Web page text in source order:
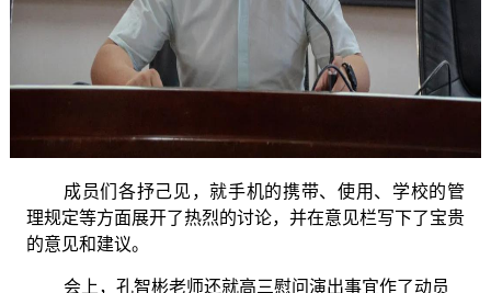
成员们各抒己见，就手机的携带、使用、学校的管
理规定等方面展开了热烈的讨论，并在意见栏写下了宝贵
的意见和建议。
会上，孔智彬老师还就高三慰问演出事宜作了动员